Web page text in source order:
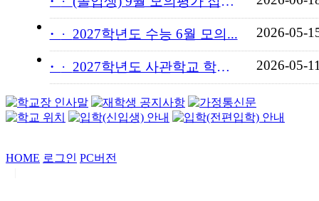
· 2027학년도 수능 6월 모의... 2026-05-
· 2027학년도 사관학교 학교장... 2026-05-
HOME 로그인 PC버전